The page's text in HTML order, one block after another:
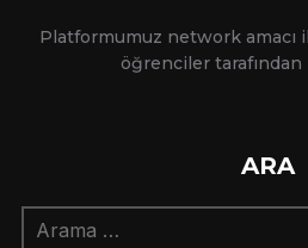
Platformumuz network amacı
öğrenciler
ARA
Arama: